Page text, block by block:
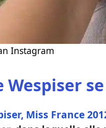
Instagram
Wespiser
Miss France